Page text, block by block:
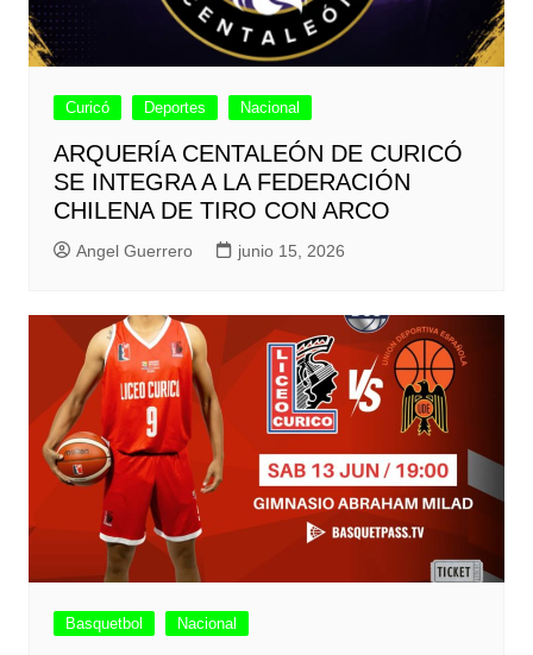
Curicó Deportes Nacional
ARQUERÍA CENTALEÓN DE CURICÓ
SE INTEGRA A LA FEDERACIÓN
CHILENA DE TIRO CON ARCO
Angel Guerrero junio 15, 2026
Basquetbol Nacional